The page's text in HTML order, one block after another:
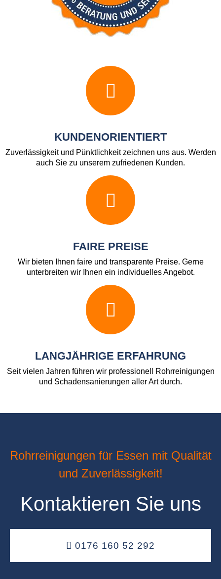
KUNDENORIENTIERT
Zuverlässigkeit und Pünktlichkeit zeichnen uns aus. Werden
auch Sie zu unserem zufriedenen Kunden.
FAIRE PREISE
Wir bieten Ihnen faire und transparente Preise. Gerne
unterbreiten wir Ihnen ein individuelles Angebot.
LANGJÄHRIGE ERFAHRUNG
Seit vielen Jahren führen wir professionell Rohrreinigungen
und Schadensanierungen aller Art durch.
Rohrreinigungen für Essen mit Qualität
und Zuverlässigkeit!
Kontaktieren Sie uns
0176 160 52 292